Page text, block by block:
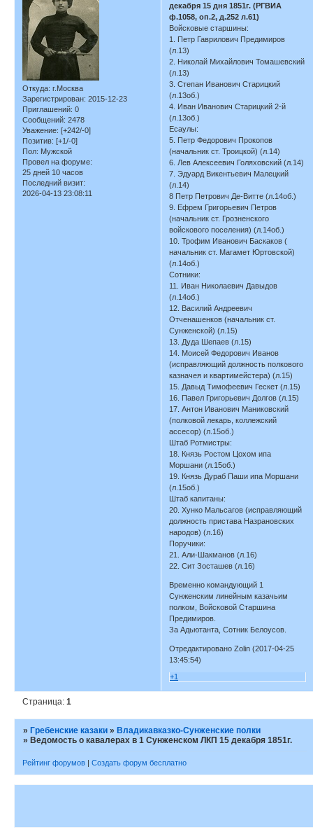
Откуда: г.Москва
Зарегистрирован: 2015-12-23
Приглашений: 0
Сообщений: 2478
Уважение: [+242/-0]
Позитив: [+1/-0]
Пол: Мужской
Провел на форуме:
25 дней 10 часов
Последний визит:
2026-04-13 23:08:11
декабря 15 дня 1851г. (РГВИА
ф.1058, оп.2, д.252 л.61)
Войсковые старшины:
1. Петр Гаврилович Предимиров
(л.13)
2. Николай Михайлович Томашевский
(л.13)
3. Степан Иванович Старицкий
(л.13об.)
4. Иван Иванович Старицкий 2-й
(л.13об.)
Есаулы:
5. Петр Федорович Прокопов
(начальник ст. Троицкой) (л.14)
6. Лев Алексеевич Голяховский (л.14)
7. Эдуард Викентьевич Малецкий
(л.14)
8 Петр Петрович Де-Витте (л.14об.)
9. Ефрем Григорьевич Петров
(начальник ст. Грозненского
войскового поселения) (л.14об.)
10. Трофим Иванович Баскаков (
начальник ст. Магамет Юртовской)
(л.14об.)
Сотники:
11. Иван Николаевич Давыдов
(л.14об.)
12. Василий Андреевич
Отченашенков (начальник ст.
Сунженской) (л.15)
13. Дуда Шепаев (л.15)
14. Моисей Федорович Иванов
(исправляющий должность полкового
казначея и квартимейстера) (л.15)
15. Давыд Тимофеевич Гескет (л.15)
16. Павел Григорьевич Долгов (л.15)
17. Антон Иванович Маниковский
(полковой лекарь, коллежский
ассесор) (л.15об.)
Штаб Ротмистры:
18. Князь Ростом Цохом ипа
Моршани (л.15об.)
19. Князь Дураб Паши ипа Моршани
(л.15об.)
Штаб капитаны:
20. Хунко Мальсагов (исправляющий
должность пристава Назрановских
народов) (л.16)
Поручики:
21. Али-Шакманов (л.16)
22. Сит Зосташев (л.16)
Временно командующий 1
Сунженским линейным казачьим
полком, Войсковой Старшина
Предимиров.
За Адьютанта, Сотник Белоусов.
Отредактировано Zolin (2017-04-25
13:45:54)
+1
Страница:1
» Гребенские казаки » Владикавказко-Сунженские полки
» Ведомость о кавалерах в 1 Сунженском ЛКП 15 декабря 1851г.
Рейтинг форумов | Создать форум бесплатно